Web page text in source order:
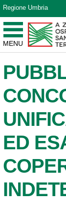
Vai ai
Vai al menu
Vai al footer
Regione Umbria
MENU
Azienda
Sito Istituzionale
ED